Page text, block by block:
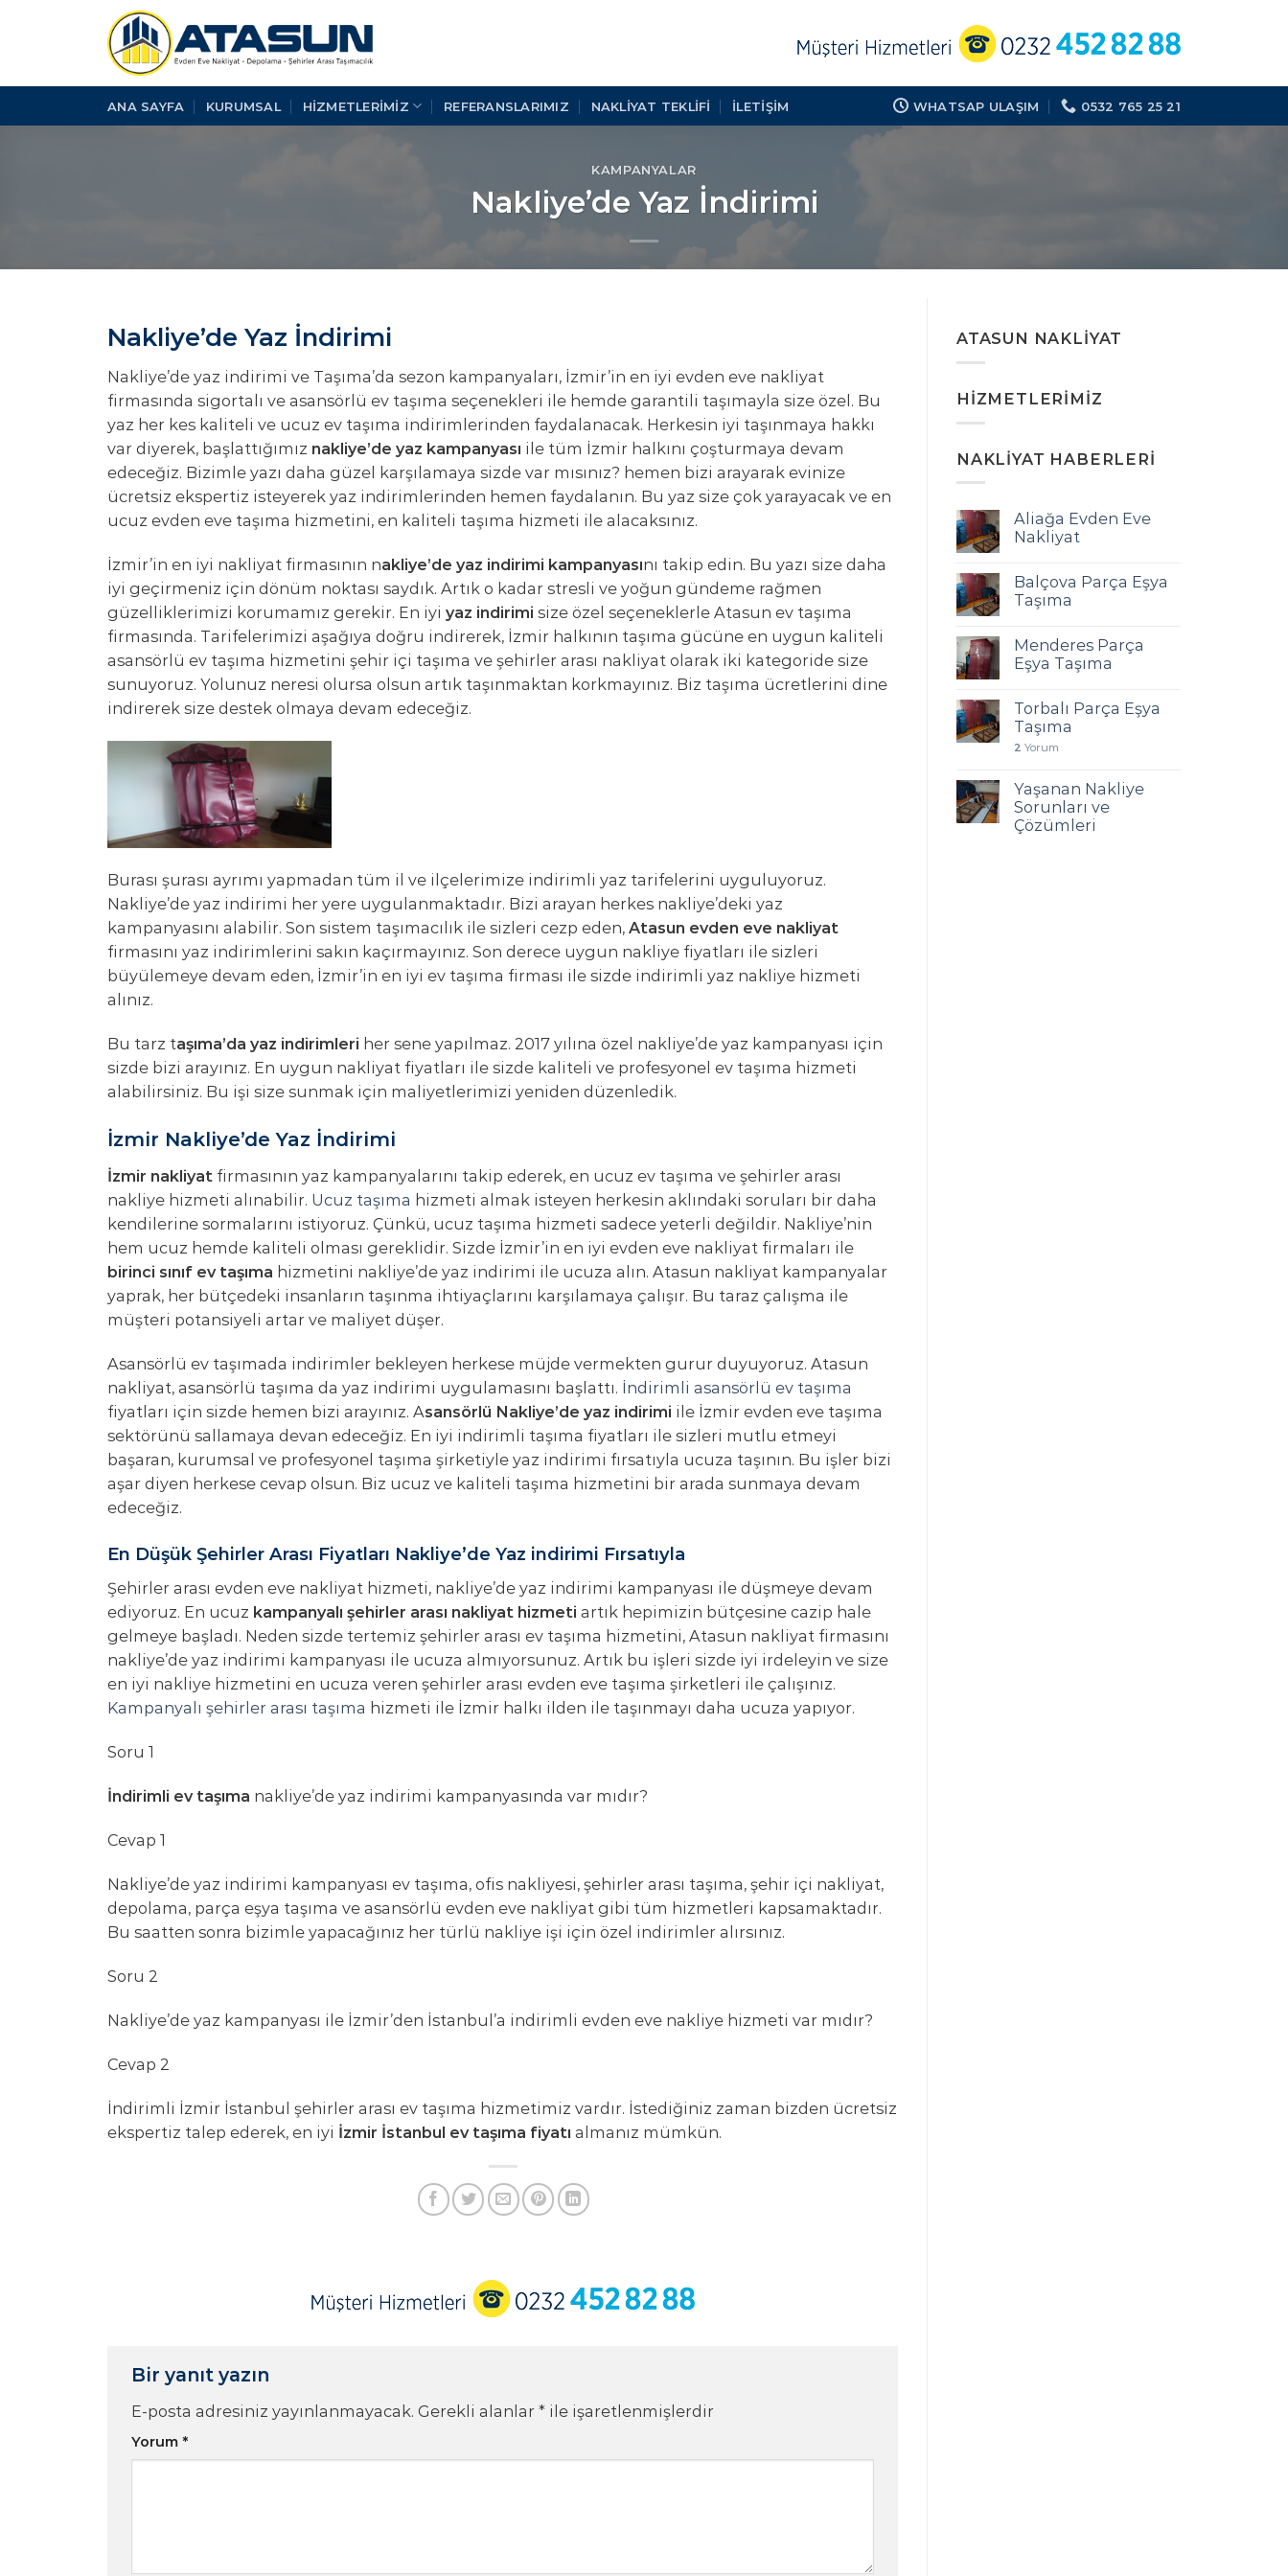
ANA SAYFA KURUMSAL HİZMETLERİMİZ REFERANSLARIMIZ NAKLIYAT TEKLIFI İLETİŞİM WHATSAP ULAŞIM 0532 765 25 21
KAMPANYALAR
Nakliye’de Yaz İndirimi
Nakliye’de Yaz İndirimi
Nakliye’de yaz indirimi ve Taşıma’da sezon kampanyaları, İzmir’in en iyi evden eve nakliyat
firmasında sigortalı ve asansörlü ev taşıma seçenekleri ile hemde garantili taşımayla size özel. Bu
yaz her kes kaliteli ve ucuz ev taşıma indirimlerinden faydalanacak. Herkesin iyi taşınmaya hakkı
var diyerek, başlattığımız nakliye’de yaz kampanyası ile tüm İzmir halkını çoşturmaya devam
edeceğiz. Bizimle yazı daha güzel karşılamaya sizde var mısınız? hemen bizi arayarak evinize
ücretsiz ekspertiz isteyerek yaz indirimlerinden hemen faydalanın. Bu yaz size çok yarayacak ve en
ucuz evden eve taşıma hizmetini, en kaliteli taşıma hizmeti ile alacaksınız.
İzmir’in en iyi nakliyat firmasının nakliye’de yaz indirimi kampanyasını takip edin. Bu yazı size daha
iyi geçirmeniz için dönüm noktası saydık. Artık o kadar stresli ve yoğun gündeme rağmen
güzelliklerimizi korumamız gerekir. En iyi yaz indirimi size özel seçeneklerle Atasun ev taşıma
firmasında. Tarifelerimizi aşağıya doğru indirerek, İzmir halkının taşıma gücüne en uygun kaliteli
asansörlü ev taşıma hizmetini şehir içi taşıma ve şehirler arası nakliyat olarak iki kategoride size
sunuyoruz. Yolunuz neresi olursa olsun artık taşınmaktan korkmayınız. Biz taşıma ücretlerini dine
indirerek size destek olmaya devam edeceğiz.
Burası şurası ayrımı yapmadan tüm il ve ilçelerimize indirimli yaz tarifelerini uyguluyoruz.
Nakliye’de yaz indirimi her yere uygulanmaktadır. Bizi arayan herkes nakliye’deki yaz
kampanyasını alabilir. Son sistem taşımacılık ile sizleri cezp eden, Atasun evden eve nakliyat
firmasını yaz indirimlerini sakın kaçırmayınız. Son derece uygun nakliye fiyatları ile sizleri
büyülemeye devam eden, İzmir’in en iyi ev taşıma firması ile sizde indirimli yaz nakliye hizmeti
alınız.
Bu tarz taşıma’da yaz indirimleri her sene yapılmaz. 2017 yılına özel nakliye’de yaz kampanyası için
sizde bizi arayınız. En uygun nakliyat fiyatları ile sizde kaliteli ve profesyonel ev taşıma hizmeti
alabilirsiniz. Bu işi size sunmak için maliyetlerimizi yeniden düzenledik.
İzmir Nakliye’de Yaz İndirimi
İzmir nakliyat firmasının yaz kampanyalarını takip ederek, en ucuz ev taşıma ve şehirler arası
nakliye hizmeti alınabilir. Ucuz taşıma hizmeti almak isteyen herkesin aklındaki soruları bir daha
kendilerine sormalarını istiyoruz. Çünkü, ucuz taşıma hizmeti sadece yeterli değildir. Nakliye’nin
hem ucuz hemde kaliteli olması gereklidir. Sizde İzmir’in en iyi evden eve nakliyat firmaları ile
birinci sınıf ev taşıma hizmetini nakliye’de yaz indirimi ile ucuza alın. Atasun nakliyat kampanyalar
yaprak, her bütçedeki insanların taşınma ihtiyaçlarını karşılamaya çalışır. Bu taraz çalışma ile
müşteri potansiyeli artar ve maliyet düşer.
Asansörlü ev taşımada indirimler bekleyen herkese müjde vermekten gurur duyuyoruz. Atasun
nakliyat, asansörlü taşıma da yaz indirimi uygulamasını başlattı. İndirimli asansörlü ev taşıma
fiyatları için sizde hemen bizi arayınız. Asansörlü Nakliye’de yaz indirimi ile İzmir evden eve taşıma
sektörünü sallamaya devan edeceğiz. En iyi indirimli taşıma fiyatları ile sizleri mutlu etmeyi
başaran, kurumsal ve profesyonel taşıma şirketiyle yaz indirimi fırsatıyla ucuza taşının. Bu işler bizi
aşar diyen herkese cevap olsun. Biz ucuz ve kaliteli taşıma hizmetini bir arada sunmaya devam
edeceğiz.
En Düşük Şehirler Arası Fiyatları Nakliye’de Yaz indirimi Fırsatıyla
Şehirler arası evden eve nakliyat hizmeti, nakliye’de yaz indirimi kampanyası ile düşmeye devam
ediyoruz. En ucuz kampanyalı şehirler arası nakliyat hizmeti artık hepimizin bütçesine cazip hale
gelmeye başladı. Neden sizde tertemiz şehirler arası ev taşıma hizmetini, Atasun nakliyat firmasını
nakliye’de yaz indirimi kampanyası ile ucuza almıyorsunuz. Artık bu işleri sizde iyi irdeleyin ve size
en iyi nakliye hizmetini en ucuza veren şehirler arası evden eve taşıma şirketleri ile çalışınız.
Kampanyalı şehirler arası taşıma hizmeti ile İzmir halkı ilden ile taşınmayı daha ucuza yapıyor.
Soru 1
İndirimli ev taşıma nakliye’de yaz indirimi kampanyasında var mıdır?
Cevap 1
Nakliye’de yaz indirimi kampanyası ev taşıma, ofis nakliyesi, şehirler arası taşıma, şehir içi nakliyat,
depolama, parça eşya taşıma ve asansörlü evden eve nakliyat gibi tüm hizmetleri kapsamaktadır.
Bu saatten sonra bizimle yapacağınız her türlü nakliye işi için özel indirimler alırsınız.
Soru 2
Nakliye’de yaz kampanyası ile İzmir’den İstanbul’a indirimli evden eve nakliye hizmeti var mıdır?
Cevap 2
İndirimli İzmir İstanbul şehirler arası ev taşıma hizmetimiz vardır. İstediğiniz zaman bizden ücretsiz
ekspertiz talep ederek, en iyi İzmir İstanbul ev taşıma fiyatı almanız mümkün.
Bir yanıt yazın
E-posta adresiniz yayınlanmayacak. Gerekli alanlar * ile işaretlenmişlerdir
Yorum *
ATASUN NAKLIYAT
HIZMETLERIMIZ
NAKLIYAT HABERLERI
Aliağa Evden Eve
Nakliyat
Balçova Parça Eşya
Taşıma
Menderes Parça
Eşya Taşıma
Torbalı Parça Eşya
Taşıma
2 Yorum
Yaşanan Nakliye
Sorunları ve
Çözümleri